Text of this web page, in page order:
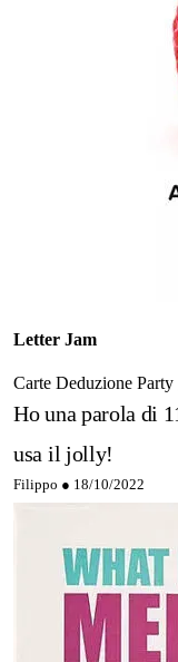
Letter Jam
Carte Deduzione Party
Ho una parola di
usa il jolly!
Filippo ● 18/10/2022